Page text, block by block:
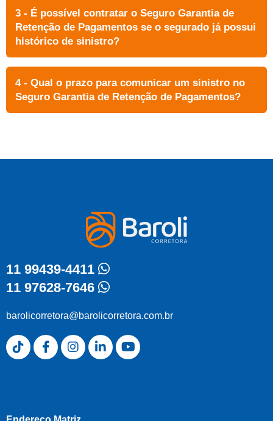
3 - É possível contratar o Seguro Garantia de
Retenção de Pagamentos se o segurado já possui
histórico de sinistro?
4 - Qual o prazo para comunicar um sinistro no
Seguro Garantia de Retenção de Pagamentos?
11 99439-4411
11 97628-7646
barolicorretora@barolicorretora.com.br